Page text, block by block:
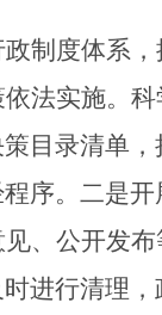
政制度体系
法实施。
目录清单
序。二是
、公开发
进行清理